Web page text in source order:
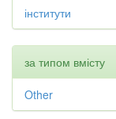
інститути
за типом вмісту
Other